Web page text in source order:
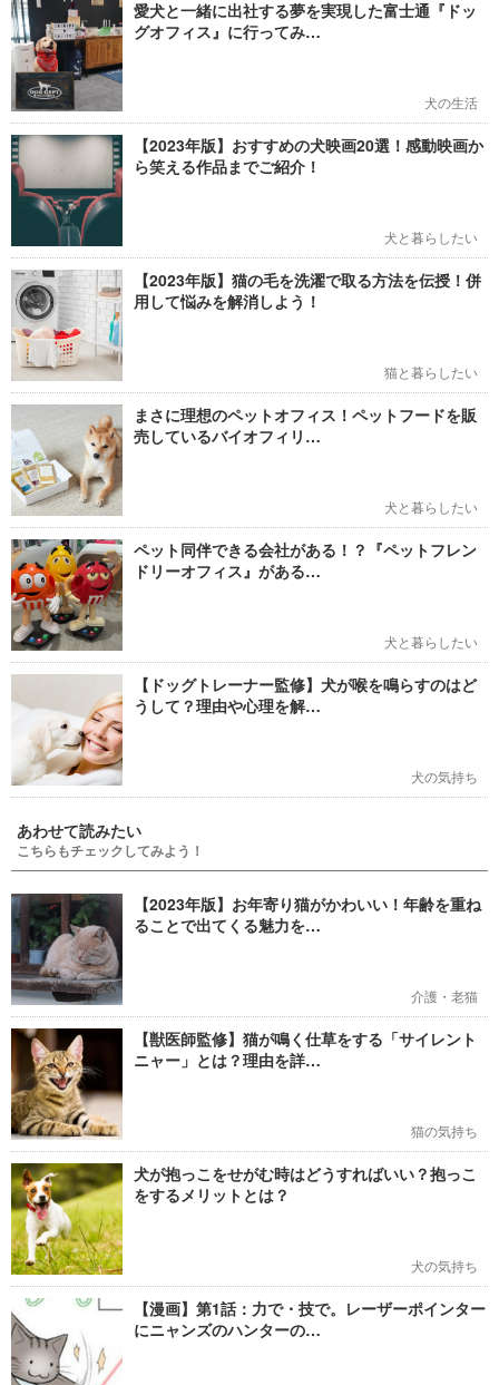
愛犬と一緒に出社する夢を実現した富士通『ドッ
グオフィス』に行ってみ…
犬の生活
【2023年版】おすすめの犬映画20選！感動映画か
ら笑える作品までご紹介！
犬と暮らしたい
【2023年版】猫の毛を洗濯で取る方法を伝授！併
用して悩みを解消しよう！
猫と暮らしたい
まさに理想のペットオフィス！ペットフードを販
売しているバイオフィリ…
犬と暮らしたい
ペット同伴できる会社がある！？『ペットフレン
ドリーオフィス』がある…
犬と暮らしたい
【ドッグトレーナー監修】犬が喉を鳴らすのはど
うして？理由や心理を解…
犬の気持ち
あわせて読みたい
こちらもチェックしてみよう！
【2023年版】お年寄り猫がかわいい！年齢を重ね
ることで出てくる魅力を…
介護・老猫
【獣医師監修】猫が鳴く仕草をする「サイレント
ニャー」とは？理由を詳…
猫の気持ち
犬が抱っこをせがむ時はどうすればいい？抱っこ
をするメリットとは？
犬の気持ち
【漫画】第1話：力で・技で。レーザーポインター
にニャンズのハンターの…